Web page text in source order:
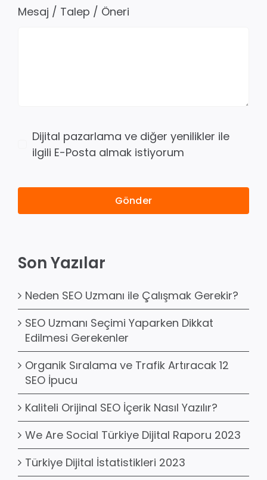
Mesaj / Talep / Öneri
Dijital pazarlama ve diğer yenilikler ile
ilgili E-Posta almak istiyorum
Gönder
Son Yazılar
Neden SEO Uzmanı ile Çalışmak Gerekir?
SEO Uzmanı Seçimi Yaparken Dikkat
Edilmesi Gerekenler
Organik Sıralama ve Trafik Artıracak 12
SEO İpucu
Kaliteli Orijinal SEO İçerik Nasıl Yazılır?
We Are Social Türkiye Dijital Raporu 2023
Türkiye Dijital İstatistikleri 2023